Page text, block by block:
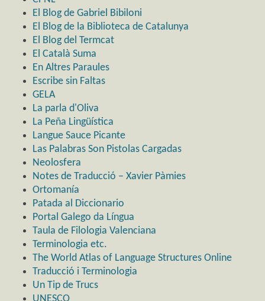
El Blog de Gabriel Bibiloni
El Blog de la Biblioteca de Catalunya
El Blog del Termcat
El Català Suma
En Altres Paraules
Escribe sin Faltas
GELA
La parla d'Oliva
La Peña Lingüística
Langue Sauce Picante
Las Palabras Son Pistolas Cargadas
Neolosfera
Notes de Traducció – Xavier Pàmies
Ortomanía
Patada al Diccionario
Portal Galego da Língua
Taula de Filologia Valenciana
Terminologia etc.
The World Atlas of Language Structures Online
Traducció i Terminologia
Un Tip de Trucs